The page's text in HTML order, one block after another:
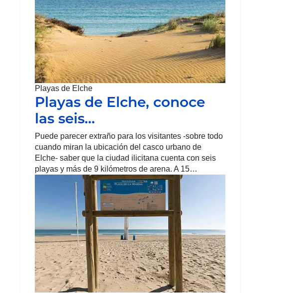
Playas de Elche
Playas de Elche, conoce
las seis…
Puede parecer extraño para los visitantes -sobre todo
cuando miran la ubicación del casco urbano de
Elche- saber que la ciudad ilicitana cuenta con seis
playas y más de 9 kilómetros de arena. A 15…